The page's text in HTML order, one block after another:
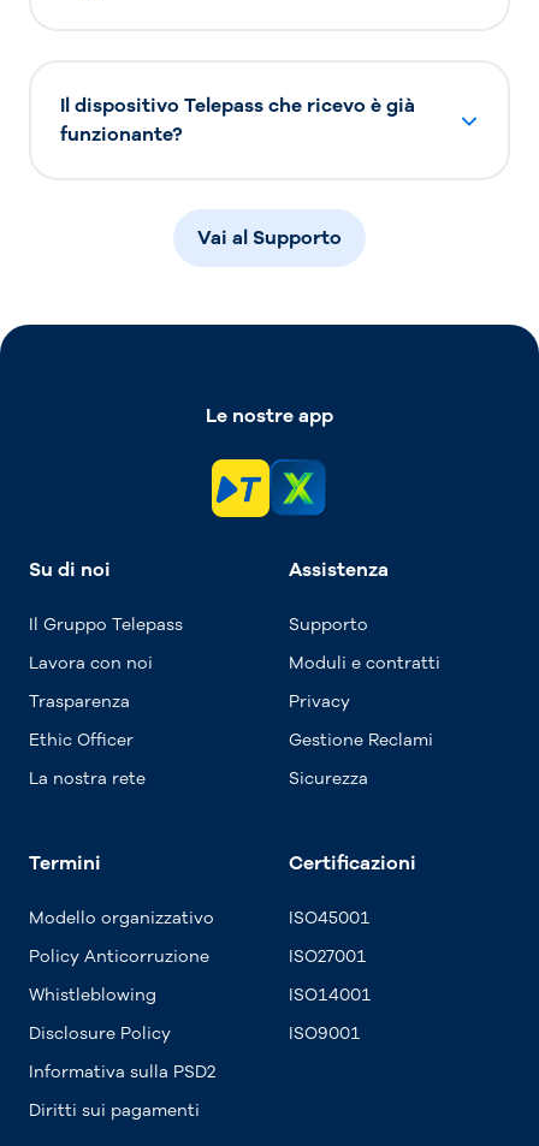
Il dispositivo Telepass che ricevo è già
funzionante?
Vai al Supporto
Le nostre app
Su di noi
Il Gruppo Telepass
Lavora con noi
Trasparenza
Ethic Officer
La nostra rete
Assistenza
Supporto
Moduli e contratti
Privacy
Gestione Reclami
Sicurezza
Termini
Modello organizzativo
Policy Anticorruzione
Whistleblowing
Disclosure Policy
Informativa sulla PSD2
Diritti sui pagamenti
Certificazioni
ISO45001
ISO27001
ISO14001
ISO9001